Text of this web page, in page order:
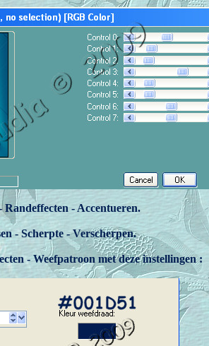
Randeffecten - Accentueren.
- Scherpte - Verscherpen.
- Weefpatroon met deze instellingen :